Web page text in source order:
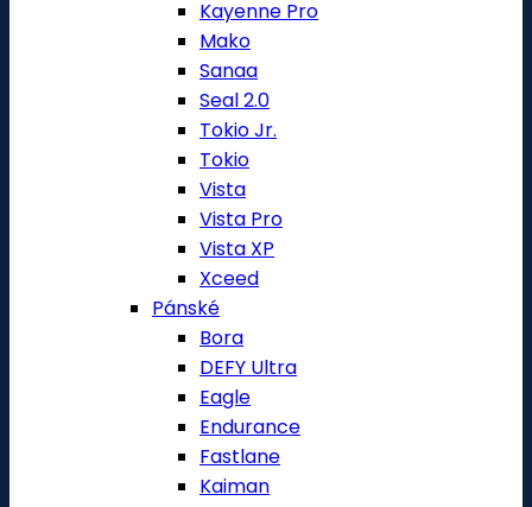
Kayenne Pro
Mako
Sanaa
Seal 2.0
Tokio Jr.
Tokio
Vista
Vista Pro
Vista XP
Xceed
Pánské
Bora
DEFY Ultra
Eagle
Endurance
Fastlane
Kaiman